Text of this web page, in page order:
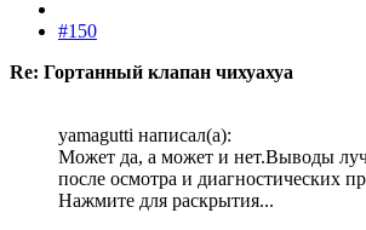
#150
Re: Гортанный клапан чихуахуа
yamagutti написал(а):
Может да, а может и нет.Выводы
после осмотра и диагностических
Нажмите для раскрытия...